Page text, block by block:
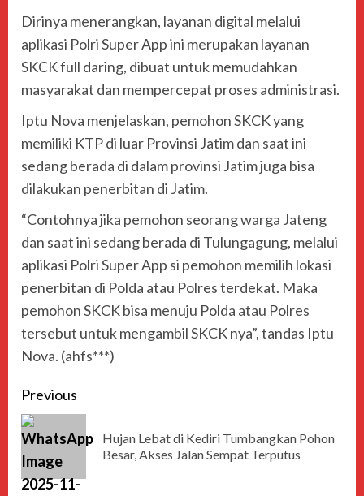
Dirinya menerangkan, layanan digital melalui
aplikasi Polri Super App ini merupakan layanan
SKCK full daring, dibuat untuk memudahkan
masyarakat dan mempercepat proses administrasi.
Iptu Nova menjelaskan, pemohon SKCK yang
memiliki KTP di luar Provinsi Jatim dan saat ini
sedang berada di dalam provinsi Jatim juga bisa
dilakukan penerbitan di Jatim.
“Contohnya jika pemohon seorang warga Jateng
dan saat ini sedang berada di Tulungagung, melalui
aplikasi Polri Super App si pemohon memilih lokasi
penerbitan di Polda atau Polres terdekat. Maka
pemohon SKCK bisa menuju Polda atau Polres
tersebut untuk mengambil SKCK nya”, tandas Iptu
Nova. (ahfs***)
Previous
Hujan Lebat di Kediri Tumbangkan Pohon
Besar, Akses Jalan Sempat Terputus